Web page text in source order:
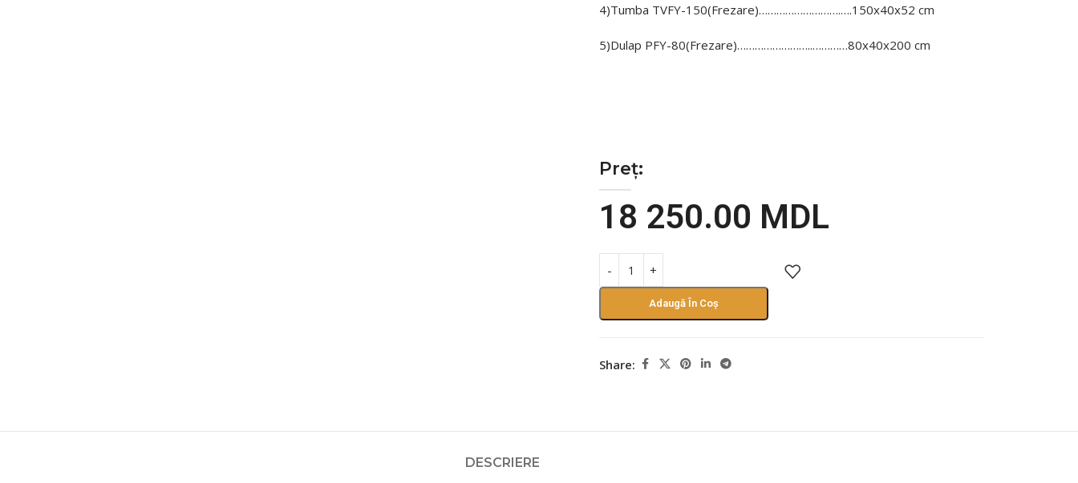
4)Tumba ТVFY-150(Frezare)……………………….….150х40х52 cm
5)Dulap PFY-80(Frezare)……………………..…………80х40х200 cm
Preț:
18 250.00 MDL
Adaugă În Coș
Share:
DESCRIERE